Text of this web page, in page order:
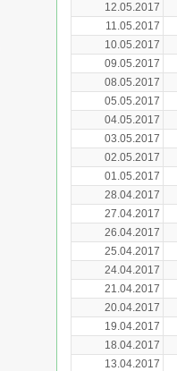
12.05.2017
11.05.2017
10.05.2017
09.05.2017
08.05.2017
05.05.2017
04.05.2017
03.05.2017
02.05.2017
01.05.2017
28.04.2017
27.04.2017
26.04.2017
25.04.2017
24.04.2017
21.04.2017
20.04.2017
19.04.2017
18.04.2017
13.04.2017